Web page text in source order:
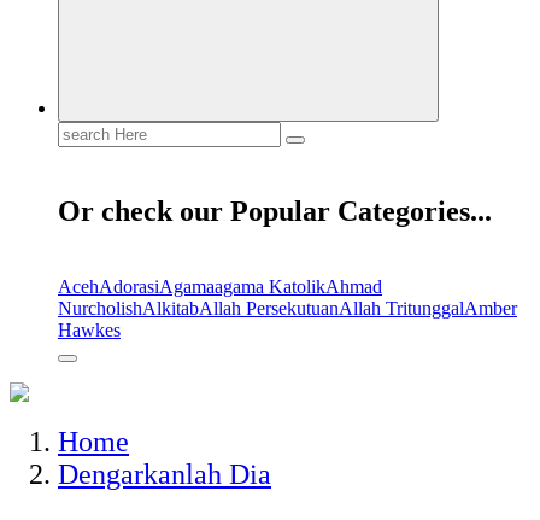
Search
for:
Or check our Popular Categories...
AcehAdorasiAgamaagama KatolikAhmad
NurcholishAlkitabAllah PersekutuanAllah TritunggalAmber
Hawkes
Home
Dengarkanlah Dia